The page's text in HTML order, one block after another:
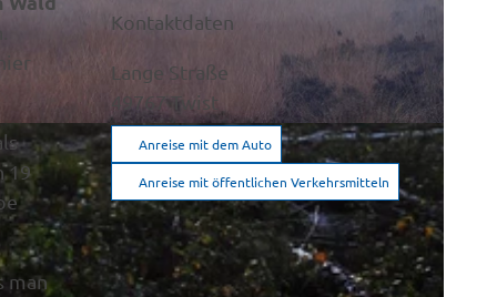
19
man
Kontaktdaten
Lange Straße
49767Twist
Anreise mit dem Auto
Anreise mit öffentlichen Verkehrsmitteln